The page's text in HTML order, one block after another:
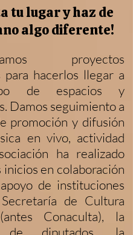
tu lugar y haz de
algo diferente!
proyectos
para hacerlos llegar a
de espacios y
Damos seguimiento a
promoción y difusión
en vivo, actividad
ha realizado
inicios en colaboración
de instituciones
de Cultura
Conaculta), la